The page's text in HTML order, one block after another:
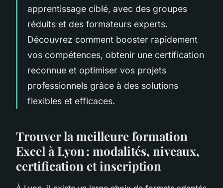
apprentissage ciblé, avec des groupes
réduits et des formateurs experts.
Découvrez comment booster rapidement
vos compétences, obtenir une certification
reconnue et optimiser vos projets
professionnels grâce à des solutions
flexibles et efficaces.
Trouver la meilleure formation
Excel à Lyon : modalités, niveaux,
certification et inscription